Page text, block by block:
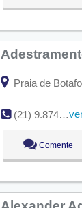
Praia de
(21) 9.8746-6342
Comente